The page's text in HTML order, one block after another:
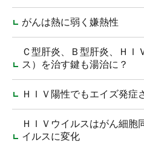
がんは熱に弱く嫌熱性
Ｃ型肝炎、Ｂ型肝炎、ＨＩ
ス）を治す鍵も湯治に？
ＨＩＶ陽性でもエイズ発症
ＨＩＶウイルスはがん細胞
イルスに変化